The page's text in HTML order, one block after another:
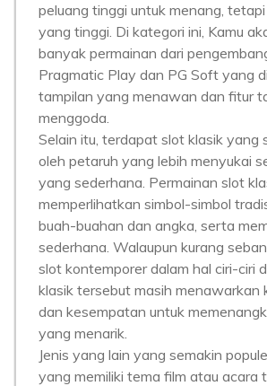
peluang tinggi untuk menang,
yang tinggi. Di kategori ini, Kamu
banyak permainan dari
Pragmatic Play dan PG Soft yang
tampilan yang menawan dan fitur
menggoda.
Selain itu, terdapat slot klasik yang
oleh petaruh yang lebih menyukai
yang sederhana. Permainan slot
memperlihatkan simbol-simbol
buah-buahan dan angka, serta
sederhana. Walaupun kurang
slot kontemporer dalam hal ciri-ciri
klasik tersebut masih menawarkan
dan kesempatan untuk
yang menarik.
Jenis yang lain yang semakin
yang memiliki tema film atau acara